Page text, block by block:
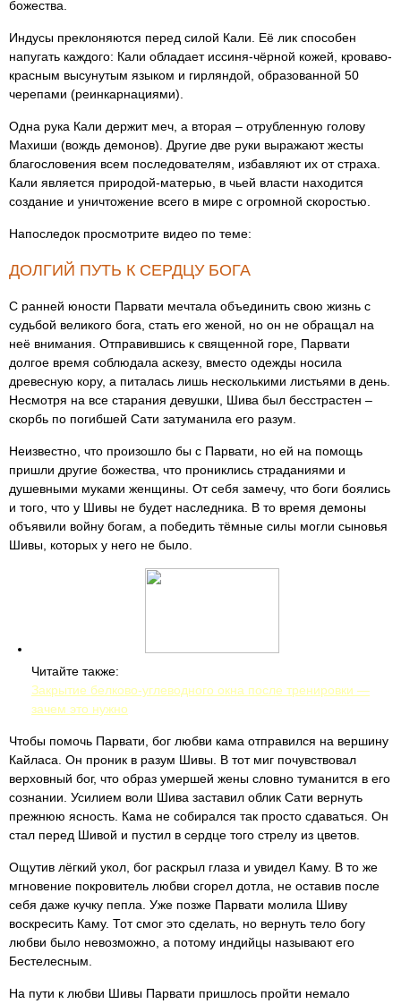
божества.
Индусы преклоняются перед силой Кали. Её лик способен
напугать каждого: Кали обладает иссиня-чёрной кожей, кроваво-
красным высунутым языком и гирляндой, образованной 50
черепами (реинкарнациями).
Одна рука Кали держит меч, а вторая – отрубленную голову
Махиши (вождь демонов). Другие две руки выражают жесты
благословения всем последователям, избавляют их от страха.
Кали является природой-матерью, в чьей власти находится
создание и уничтожение всего в мире с огромной скоростью.
Напоследок просмотрите видео по теме:
ДОЛГИЙ ПУТЬ К СЕРДЦУ БОГА
С ранней юности Парвати мечтала объединить свою жизнь с
судьбой великого бога, стать его женой, но он не обращал на
неё внимания. Отправившись к священной горе, Парвати
долгое время соблюдала аскезу, вместо одежды носила
древесную кору, а питалась лишь несколькими листьями в день.
Несмотря на все старания девушки, Шива был бесстрастен –
скорбь по погибшей Сати затуманила его разум.
Неизвестно, что произошло бы с Парвати, но ей на помощь
пришли другие божества, что прониклись страданиями и
душевными муками женщины. От себя замечу, что боги боялись
и того, что у Шивы не будет наследника. В то время демоны
объявили войну богам, а победить тёмные силы могли сыновья
Шивы, которых у него не было.
Читайте также:
Закрытие белково-углеводного окна после тренировки —
зачем это нужно
Чтобы помочь Парвати, бог любви кама отправился на вершину
Кайласа. Он проник в разум Шивы. В тот миг почувствовал
верховный бог, что образ умершей жены словно туманится в его
сознании. Усилием воли Шива заставил облик Сати вернуть
прежнюю ясность. Кама не собирался так просто сдаваться. Он
стал перед Шивой и пустил в сердце того стрелу из цветов.
Ощутив лёгкий укол, бог раскрыл глаза и увидел Каму. В то же
мгновение покровитель любви сгорел дотла, не оставив после
себя даже кучку пепла. Уже позже Парвати молила Шиву
воскресить Каму. Тот смог это сделать, но вернуть тело богу
любви было невозможно, а потому индийцы называют его
Бестелесным.
На пути к любви Шивы Парвати пришлось пройти немало